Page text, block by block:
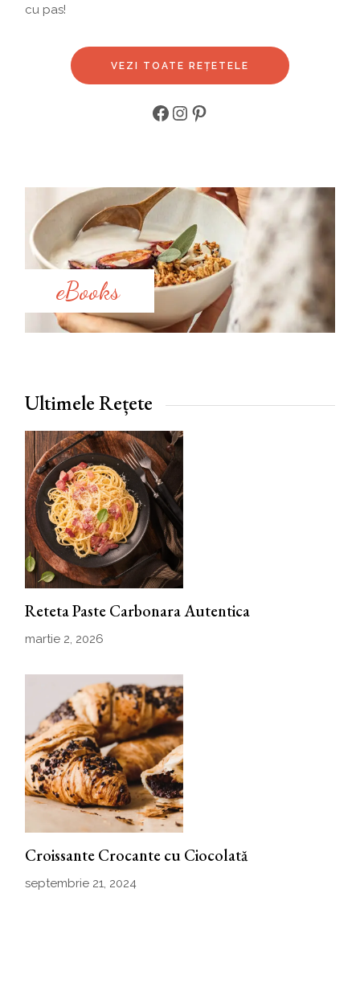
cu pas!
VEZI TOATE REȚETELE
eBooks
Ultimele Rețete
Reteta Paste Carbonara Autentica
martie 2, 2026
Croissante Crocante cu Ciocolată
septembrie 21, 2024